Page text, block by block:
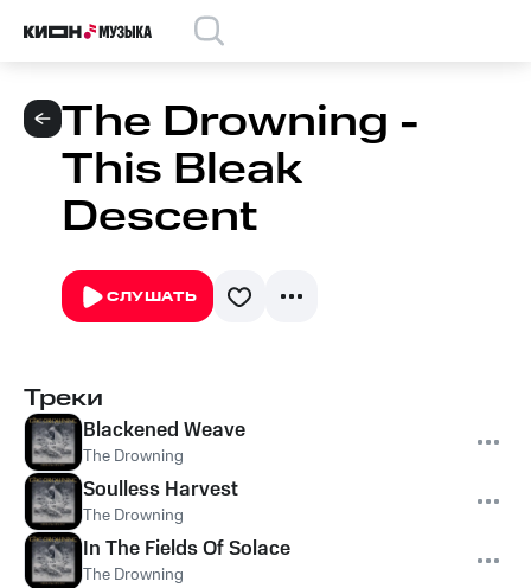
The Drowning -
This Bleak
Descent
СЛУШАТЬ
Треки
Blackened Weave
The Drowning
Soulless Harvest
The Drowning
In The Fields Of Solace
The Drowning